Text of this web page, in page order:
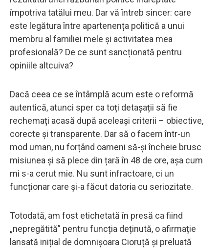
împotriva tatălui meu. Dar vă întreb sincer: care
este legătura între apartenența politică a unui
membru al familiei mele și activitatea mea
profesională? De ce sunt sancționată pentru
opiniile altcuiva?
Dacă ceea ce se întâmplă acum este o reformă
autentică, atunci sper ca toți detașații să fie
rechemați acasă după aceleași criterii – obiective,
corecte și transparente. Dar să o facem într-un
mod uman, nu forțând oameni să-și încheie brusc
misiunea și să plece din țară în 48 de ore, așa cum
mi s-a cerut mie. Nu sunt infractoare, ci un
funcționar care și-a făcut datoria cu seriozitate.
Totodată, am fost etichetată în presă ca fiind
„nepregătită” pentru funcția deținută, o afirmație
lansată inițial de domnișoara Cioruță și preluată